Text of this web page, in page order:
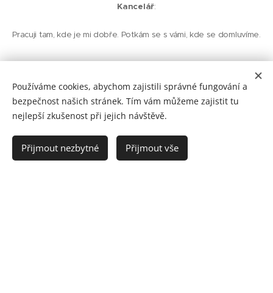
Kancelář:
Pracuji tam, kde je mi dobře. Potkám se s vámi, kde se domluvíme.
Fakturační údaje
​Aneta Šebečková
Používáme cookies, abychom zajistili správné fungování a
bezpečnost našich stránek. Tím vám můžeme zajistit tu
nejlepší zkušenost při jejich návštěvě.
Přijmout nezbytné Přijmout vše